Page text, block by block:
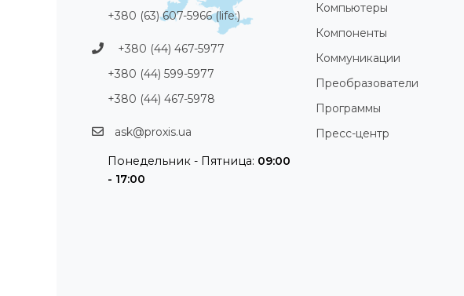
+380 (63) 607-5966 (life:)
+380 (44) 467-5977
+380 (44) 599-5977
+380 (44) 467-5978
ask@proxis.ua
Понедельник - Пятница: 09:00
- 17:00
Компьютеры
Компоненты
Коммуникации
Преобразователи
Программы
Пресс-центр